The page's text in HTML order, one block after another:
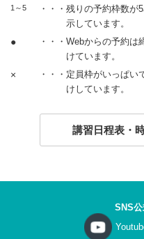
1～5
・・・残りの予約枠数
示しています。
●
・・・Webからの予約
けています。
×
・・・定員枠がいっぱ
けしています。
講習日程表・
SNS